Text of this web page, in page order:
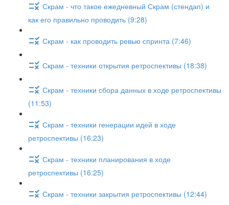
Скрам - что такое ежедневный Скрам (стендап) и
как его правильно проводить (9:28)
Скрам - как проводить ревью спринта (7:46)
Скрам - техники открытия ретроспективы (18:38)
Скрам - техники сбора данных в ходе ретроспективы
(11:53)
Скрам - техники генерации идей в ходе
ретроспективы (16:23)
Скрам - техники планирования в ходе
ретроспективы (16:25)
Скрам - техники закрытия ретроспективы (12:44)